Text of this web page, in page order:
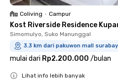
Coliving • Campur
Kost Riverside Residence
Simomulyo, Suko Manunggal
3.3 km dari pakuwon mall
mulai dari Rp2.200.000 /bulan
Lihat info lebih banyak